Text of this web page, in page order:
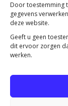
Door toestemming
gegevens
deze website.
Geeft u geen
dit ervoor zorgen
werken.